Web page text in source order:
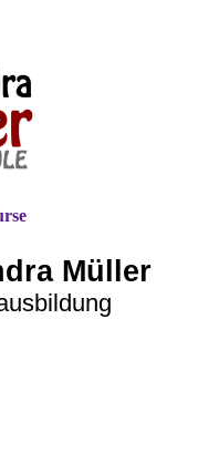
Müller